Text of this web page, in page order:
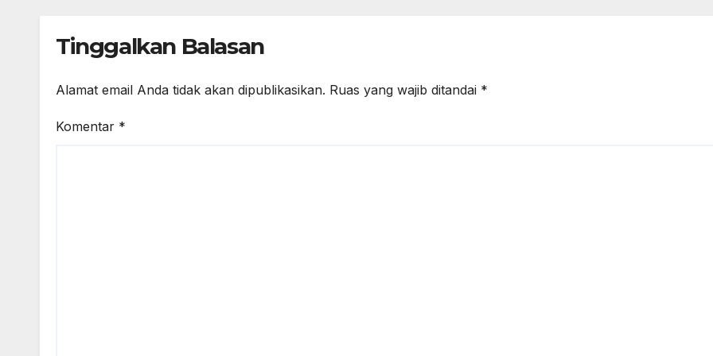
Tinggalkan Balasan
Alamat email Anda tidak akan dipublikasikan. Ruas yang wajib ditandai *
Komentar *